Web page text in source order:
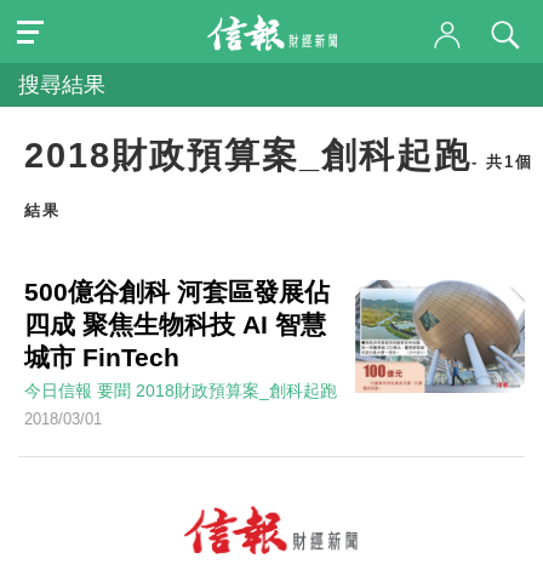
搜尋結果
2018財政預算案_創科起跑- 共1個
結果
500億谷創科 河套區發展佔
四成 聚焦生物科技 AI 智慧
城市 FinTech
今日信報 要聞 2018財政預算案_創科起跑
2018/03/01